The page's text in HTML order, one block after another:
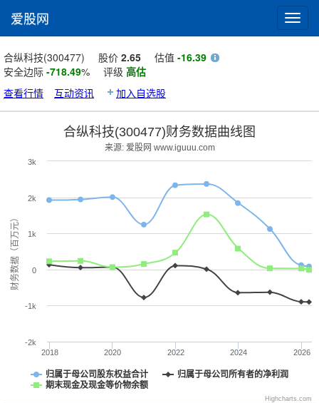
爱股网
合纵科技(300477) 股价 2.65 估值 -16.39
安全边际 -718.49% 评级 高估
查看行情
互动资讯 加入自选股
财务数据（百万元）
合纵科技(300477)财务数据曲线图
来源: 爱股网 www.iguuu.com
归属于母公司股东权益合计
归属于母公司所有者的净利润
期末现金及现金等价物余额
2018 2020 2022 2024 2026
-2k
-1k
0
1k
2k
3k
Highcharts.com